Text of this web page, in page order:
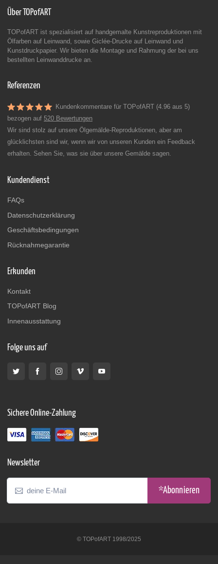
Über TOPofART
TOPofART ist spezialisiert auf handgemalte Kunstreproduktionen mit
Ölfarben auf Leinwand, sowie Giclée-Drucke auf Leinwand und
Kunstdruckpapier. Wir bieten die Montage und Rahmung der bei uns
bestellten Leinwanddrucke an.
Referenzen
Kundenkommentare für TOPofART (4.96 aus 5)
bezogen auf 520 Bewertungen
Wir sind stolz auf unsere Ölgemälde-Reproduktionen, aber am
glücklichsten sind wir, wenn wir von unseren Kunden ein Feedback
erhalten. Sehen Sie, was sie über unsere Gemälde sagen.
Kundendienst
FAQs
Datenschutzerklärung
Geschäftsbedingungen
Rücknahmegarantie
Erkunden
Kontakt
TOPofART Blog
Innenausstattung
Folge uns auf
Sichere Online-Zahlung
Newsletter
*Abonnieren
© TOPofART 1998/2025